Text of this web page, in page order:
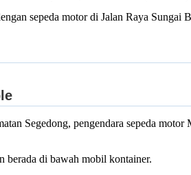
sepeda motor di Jalan Raya
Segedong, pengendara sepeda
berada di bawah mobil kontainer.